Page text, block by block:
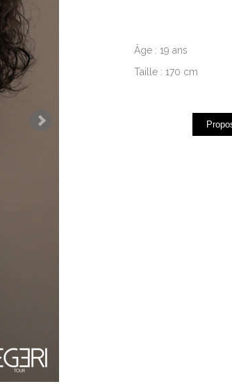
Âge : 19 ans
Taille : 170 cm